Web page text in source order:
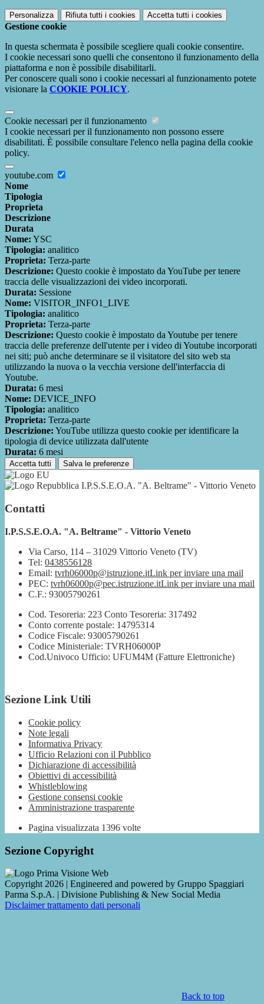
Personalizza Rifiuta tutti i cookies Accetta tutti i cookies
Gestione cookie
In questa schermata è possibile scegliere quali cookie consentire.
I cookie necessari sono quelli che consentono il funzionamento della
piattaforma e non è possibile disabilitarli.
Per conoscere quali sono i cookie necessari al funzionamento potete
visionare la COOKIE POLICY.
Cookie necessari per il funzionamento
I cookie necessari per il funzionamento non possono essere
disabilitati. È possibile consultare l'elenco nella pagina della cookie
policy.
youtube.com
Nome
Tipologia
Proprieta
Descrizione
Durata
Nome: YSC
Tipologia: analitico
Proprieta: Terza-parte
Descrizione: Questo cookie è impostato da YouTube per tenere
traccia delle visualizzazioni dei video incorporati.
Durata: Sessione
Nome: VISITOR_INFO1_LIVE
Tipologia: analitico
Proprieta: Terza-parte
Descrizione: Questo cookie è impostato da Youtube per tenere
traccia delle preferenze dell'utente per i video di Youtube incorporati
nei siti; può anche determinare se il visitatore del sito web sta
utilizzando la nuova o la vecchia versione dell'interfaccia di
Youtube.
Durata: 6 mesi
Nome: DEVICE_INFO
Tipologia: analitico
Proprieta: Terza-parte
Descrizione: YouTube utilizza questo cookie per identificare la
tipologia di device utilizzata dall'utente
Durata: 6 mesi
Accetta tutti Salva le preferenze
I.P.S.S.E.O.A. "A. Beltrame" - Vittorio Veneto
Contatti
I.P.S.S.E.O.A. "A. Beltrame" - Vittorio Veneto
Via Carso, 114 – 31029 Vittorio Veneto (TV)
Tel: 0438556128
Email: tvrh06000p@istruzione.itLink per inviare una mail
PEC: tvrh06000p@pec.istruzione.itLink per inviare una mail
C.F.: 93005790261
Cod. Tesoreria: 223 Conto Tesoreria: 317492
Conto corrente postale: 14795314
Codice Fiscale: 93005790261
Codice Ministeriale: TVRH06000P
Cod.Univoco Ufficio: UFUM4M (Fatture Elettroniche)
Sezione Link Utili
Cookie policy
Note legali
Informativa Privacy
Ufficio Relazioni con il Pubblico
Dichiarazione di accessibilità
Obiettivi di accessibilità
Whistleblowing
Gestione consensi cookie
Amministrazione trasparente
Pagina visualizzata 1396 volte
Sezione Copyright
Copyright 2026 | Engineered and powered by Gruppo Spaggiari
Parma S.p.A. | Divisione Publishing & New Social Media
Disclaimer trattamento dati personali
Back to top